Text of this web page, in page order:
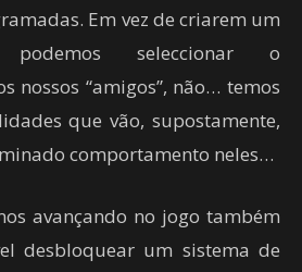
Em vez de criarem um
seleccionar o
nossos “amigos”, não… temos
que vão, supostamente,
comportamento neles…
avançando no jogo também
desbloquear um sistema de